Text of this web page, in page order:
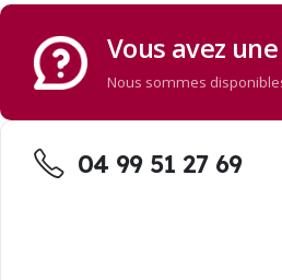
Vous avez
Nous sommes
04 99 51 27 69